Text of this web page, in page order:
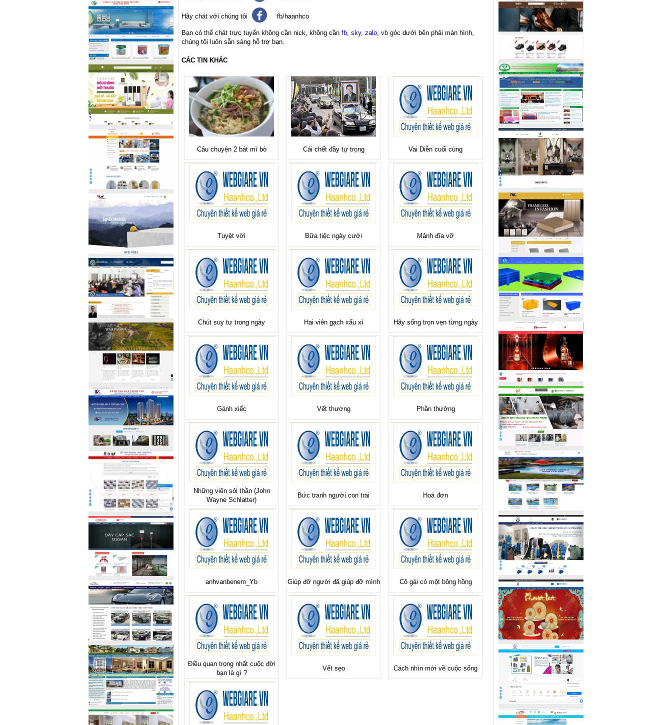
Hãy chát với chúng tôi fb/haanhco
Bạn có thể chát trực tuyến không cần nick, không cần fb, sky, zalo, vb góc dưới bên phải màn hình,
chúng tôi luôn sẵn sàng hỗ trợ bạn.
CÁC TIN KHÁC
Câu chuyện 2 bát mì bò Cái chết đầy tự trọng Vai Diễn cuối cùng
Tuyệt vời Bữa tiệc ngày cưới Mảnh đĩa vỡ
Chút suy tư trong ngày Hai viên gạch xấu xí Hãy sống trọn vẹn từng ngày
Gánh xiếc Vết thương Phần thưởng
Những viên sỏi thần (John
Wayne Schlatter)
Bức tranh người con trai Hoá đơn
anhvanbenem_Yb Giúp đỡ người đã giúp đỡ mình Cô gái có một bông hồng
Điều quan trọng nhất cuộc đời
bạn là gì ?
Vết sẹo Cách nhìn mới về cuộc sống